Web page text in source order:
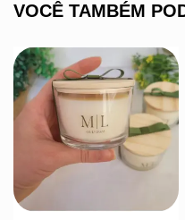
VOCÊ TAMBÉM